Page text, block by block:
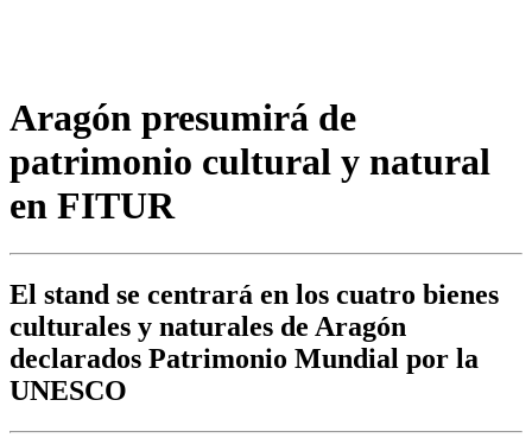
Aragón presumirá de
patrimonio cultural y natural
en FITUR
El stand se centrará en los cuatro bienes
culturales y naturales de Aragón
declarados Patrimonio Mundial por la
UNESCO